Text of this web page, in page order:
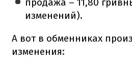
изменений).
А вот в обменниках
изменения: